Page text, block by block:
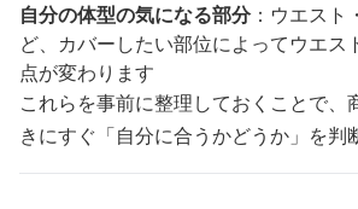
自分の体型の気になる部分：ウエスト
ど、カバーしたい部位によってウエス
点が変わります
これらを事前に整理しておくことで、
きにすぐ「自分に合うかどうか」を判